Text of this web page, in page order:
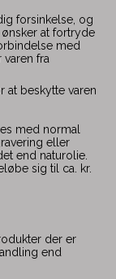
forsinkelse, og
at fortryde
med
fra
at beskytte varen
med normal
eller
end naturolie.
sig til ca. kr.
der er
end